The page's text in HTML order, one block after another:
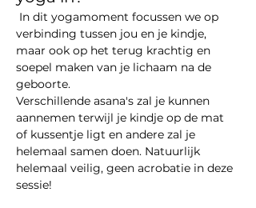
In dit yogamoment focussen we op
verbinding tussen jou en je kindje,
maar ook op het terug krachtig en
soepel maken van je lichaam na de
geboorte.
Verschillende asana's zal je kunnen
aannemen terwijl je kindje op de mat
of kussentje ligt en andere zal je
helemaal samen doen. Natuurlijk
helemaal veilig, geen acrobatie in deze
sessie!